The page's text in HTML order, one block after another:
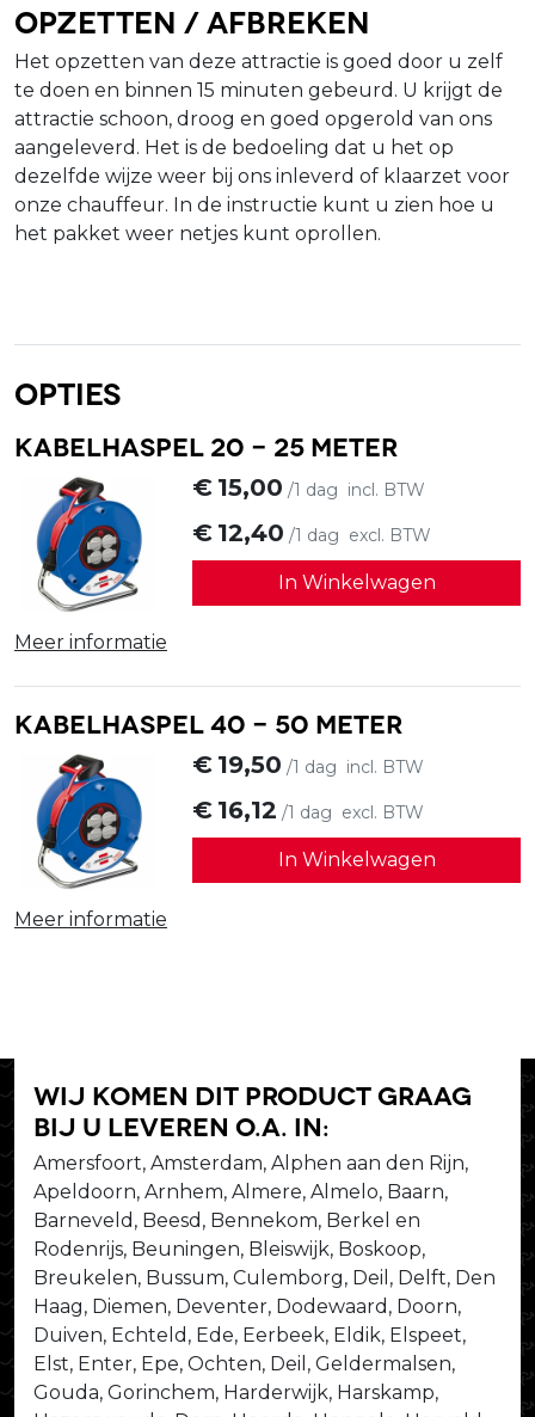
Opzetten / afbreken
Het opzetten van deze attractie is goed door u zelf
te doen en binnen 15 minuten gebeurd. U krijgt de
attractie schoon, droog en goed opgerold van ons
aangeleverd. Het is de bedoeling dat u het op
dezelfde wijze weer bij ons inleverd of klaarzet voor
onze chauffeur. In de instructie kunt u zien hoe u
het pakket weer netjes kunt oprollen.
Opties
Kabelhaspel 20 - 25 meter
€ 15,00 /1 dag incl. BTW
€ 12,40 /1 dag excl. BTW
In Winkelwagen
Meer informatie
Kabelhaspel 40 - 50 meter
€ 19,50 /1 dag incl. BTW
€ 16,12 /1 dag excl. BTW
In Winkelwagen
Meer informatie
Wij komen dit product graag
bij u leveren o.a. in:
Amersfoort, Amsterdam, Alphen aan den Rijn,
Apeldoorn, Arnhem, Almere, Almelo, Baarn,
Barneveld, Beesd, Bennekom, Berkel en
Rodenrijs, Beuningen, Bleiswijk, Boskoop,
Breukelen, Bussum, Culemborg, Deil, Delft, Den
Haag, Diemen, Deventer, Dodewaard, Doorn,
Duiven, Echteld, Ede, Eerbeek, Eldik, Elspeet,
Elst, Enter, Epe, Ochten, Deil, Geldermalsen,
Gouda, Gorinchem, Harderwijk, Harskamp,